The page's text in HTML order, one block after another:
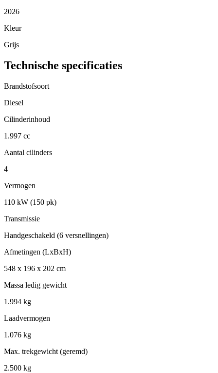
2026
Kleur
Grijs
Technische specificaties
Brandstofsoort
Diesel
Cilinderinhoud
1.997 cc
Aantal cilinders
4
Vermogen
110 kW (150 pk)
Transmissie
Handgeschakeld (6 versnellingen)
Afmetingen (LxBxH)
548 x 196 x 202 cm
Massa ledig gewicht
1.994 kg
Laadvermogen
1.076 kg
Max. trekgewicht (geremd)
2.500 kg